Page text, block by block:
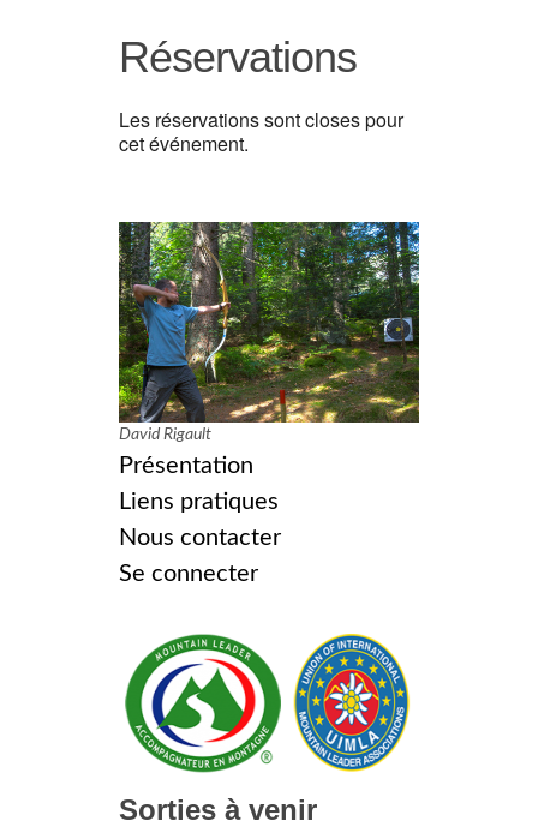
Réservations
Les réservations sont closes pour
cet événement.
David Rigault
Présentation
Liens pratiques
Nous contacter
Se connecter
Sorties à venir